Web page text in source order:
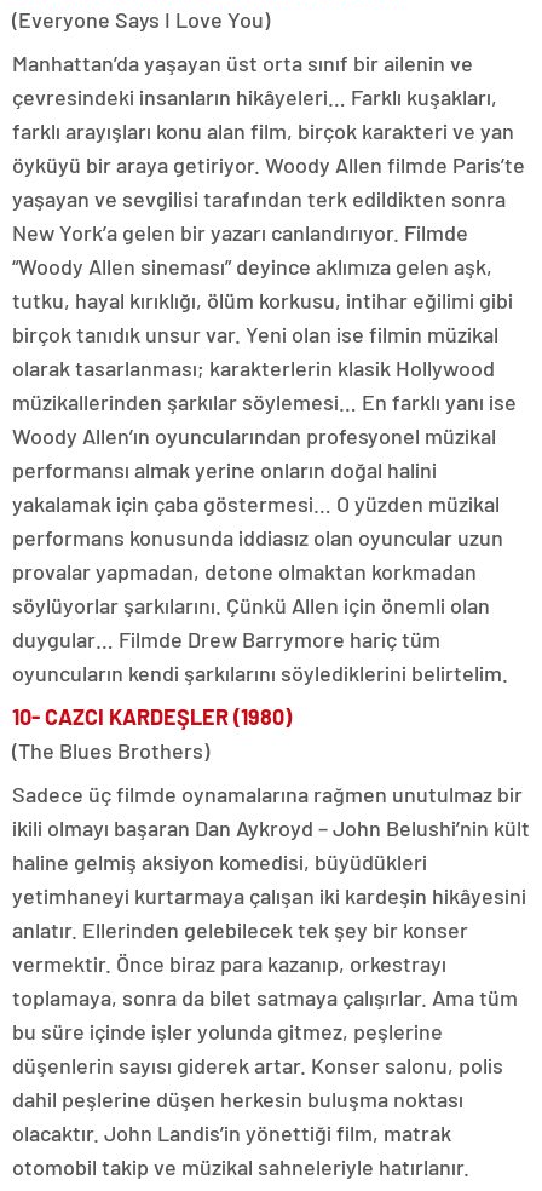
(Everyone Says I Love You)
Manhattan’da yaşayan üst orta sınıf bir ailenin ve
çevresindeki insanların hikâyeleri… Farklı kuşakları,
farklı arayışları konu alan film, birçok karakteri ve yan
öyküyü bir araya getiriyor. Woody Allen filmde Paris’te
yaşayan ve sevgilisi tarafından terk edildikten sonra
New York’a gelen bir yazarı canlandırıyor. Filmde
“Woody Allen sineması” deyince aklımıza gelen aşk,
tutku, hayal kırıklığı, ölüm korkusu, intihar eğilimi gibi
birçok tanıdık unsur var. Yeni olan ise filmin müzikal
olarak tasarlanması; karakterlerin klasik Hollywood
müzikallerinden şarkılar söylemesi… En farklı yanı ise
Woody Allen’ın oyuncularından profesyonel müzikal
performansı almak yerine onların doğal halini
yakalamak için çaba göstermesi… O yüzden müzikal
performans konusunda iddiasız olan oyuncular uzun
provalar yapmadan, detone olmaktan korkmadan
söylüyorlar şarkılarını. Çünkü Allen için önemli olan
duygular… Filmde Drew Barrymore hariç tüm
oyuncuların kendi şarkılarını söylediklerini belirtelim.
10- CAZCI KARDEŞLER (1980)
(The Blues Brothers)
Sadece üç filmde oynamalarına rağmen unutulmaz bir
ikili olmayı başaran Dan Aykroyd – John Belushi’nin kült
haline gelmiş aksiyon komedisi, büyüdükleri
yetimhaneyi kurtarmaya çalışan iki kardeşin hikâyesini
anlatır. Ellerinden gelebilecek tek şey bir konser
vermektir. Önce biraz para kazanıp, orkestrayı
toplamaya, sonra da bilet satmaya çalışırlar. Ama tüm
bu süre içinde işler yolunda gitmez, peşlerine
düşenlerin sayısı giderek artar. Konser salonu, polis
dahil peşlerine düşen herkesin buluşma noktası
olacaktır. John Landis’in yönettiği film, matrak
otomobil takip ve müzikal sahneleriyle hatırlanır.